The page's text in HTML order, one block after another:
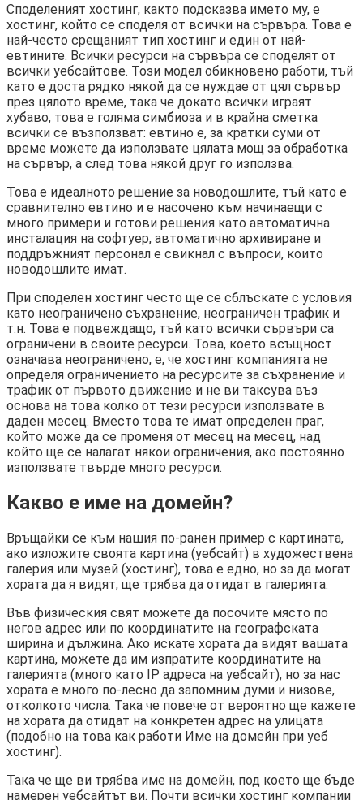
Споделеният хостинг, както подсказва името му, е
хостинг, който се споделя от всички на сървъра. Това е
най-често срещаният тип хостинг и един от най-
евтините. Всички ресурси на сървъра се споделят от
всички уебсайтове. Този модел обикновено работи, тъй
като е доста рядко някой да се нуждае от цял ​​сървър
през цялото време, така че докато всички играят
хубаво, това е голяма симбиоза и в крайна сметка
всички се възползват: евтино е, за кратки суми от
време можете да използвате цялата мощ за обработка
на сървър, а след това някой друг го използва.
Това е идеалното решение за новодошлите, тъй като е
сравнително евтино и е насочено към начинаещи с
много примери и готови решения като автоматична
инсталация на софтуер, автоматично архивиране и
поддръжният персонал е свикнал с въпроси, които
новодошлите имат.
При споделен хостинг често ще се сблъскате с условия
като неограничено съхранение, неограничен трафик и
т.н. Това е подвеждащо, тъй като всички сървъри са
ограничени в своите ресурси. Това, което всъщност
означава неограничено, е, че хостинг компанията не
определя ограничението на ресурсите за съхранение и
трафик от първото движение и не ви таксува въз
основа на това колко от тези ресурси използвате в
даден месец. Вместо това те имат определен праг,
който може да се променя от месец на месец, над
който ще се налагат някои ограничения, ако постоянно
използвате твърде много ресурси.
Какво е име на домейн?
Връщайки се към нашия по-ранен пример с картината,
ако изложите своята картина (уебсайт) в художествена
галерия или музей (хостинг), това е едно, но за да могат
хората да я видят, ще трябва да отидат в галерията.
Във физическия свят можете да посочите място по
негов адрес или по координатите на географската
ширина и дължина. Ако искате хората да видят вашата
картина, можете да им изпратите координатите на
галерията (много като IP адреса на уебсайт), но за нас
хората е много по-лесно да запомним думи и низове,
отколкото числа. Така че повече от вероятно ще кажете
на хората да отидат на конкретен адрес на улицата
(подобно на това как работи Име на домейн при уеб
хостинг).
Така че ще ви трябва име на домейн, под което ще бъде
намерен уебсайтът ви. Почти всички хостинг компании